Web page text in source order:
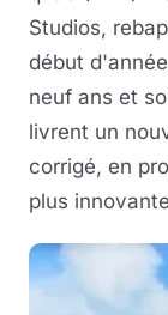
Studios,
début
neuf ans et
livrent un
corrigé, en
plus